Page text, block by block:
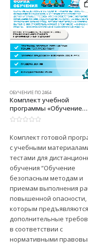
ОБУЧЕНИЕ ПО 2464
Комплект учебной
программы «Обучение
безопасным методам и
приемам выполнения
которым
дополнительные
в соответствии с
нормативными
актами, содержащими
государственные
нормативные
охраны труда.
методы и приемы
выполнения
работ, в том числе: –
окрасочные работы; –
электросварочные и
Комплект готовой
с учебными
тестами для
обучения “Обучение
безопасным методам и
приемам выполнения
повышенной опасности,
которым предъявляются
дополнительные
в соответствии с
нормативными